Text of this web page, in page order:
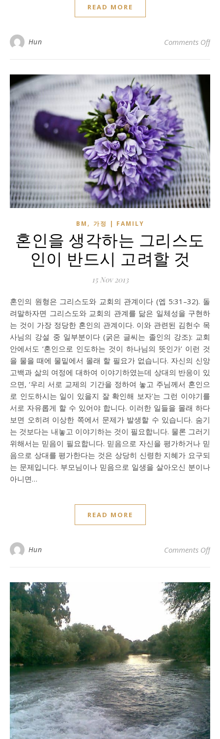
READ MORE
Hun Comments Offon
BM , 가정 | FAMILY
혼인을 생각하는 그리스도
인이 반드시 고려할 것
15 Nov 2013
혼인의 원형은 그리스도와 교회의 관계이다 (엡 5:31–32). 돌
려말하자면 그리스도와 교회의 관계를 닮은 일체성을 구현하
는 것이 가장 정당한 혼인의 관계이다. 이와 관련된 김헌수 목
사님의 강설 중 일부분이다 (굵은 글씨는 졸인의 강조): 교회
안에서도 ‘혼인으로 인도하는 것이 하나님의 뜻인가’ 이런 것
을 물을 때에 물밑에서 몰래 할 필요가 없습니다. 자신의 신앙
고백과 삶의 여정에 대하여 이야기하였는데 상대의 반응이 있
으면, ‘우리 서로 교제의 기간을 정하여 놓고 주님께서 혼인으
로 인도하시는 일이 있을지 잘 확인해 보자’는 그런 이야기를
서로 자유롭게 할 수 있어야 합니다. 이러한 일들을 몰래 하다
보면 오히려 이상한 쪽에서 문제가 발생할 수 있습니다. 숨기
는 것보다는 내놓고 이야기하는 것이 필요합니다. 물론 그러기
위해서는 믿음이 필요합니다. 믿음으로 자신을 평가하거나 믿
음으로 상대를 평가한다는 것은 상당히 신령한 지혜가 요구되
는 문제입니다. 부모님이나 믿음으로 일생을 살아오신 분이나
아니면…
READ MORE
Hun Comments Offon